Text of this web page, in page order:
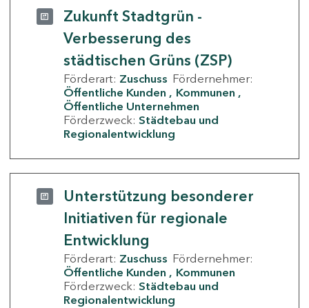
Zukunft Stadtgrün -
Verbesserung des
städtischen Grüns (ZSP)
Förderart: Zuschuss Fördernehmer:
Öffentliche Kunden
Kommunen
Öffentliche Unternehmen
Förderzweck: Städtebau und
Regionalentwicklung
Unterstützung besonderer
Initiativen für regionale
Entwicklung
Förderart: Zuschuss Fördernehmer:
Öffentliche Kunden
Kommunen
Förderzweck: Städtebau und
Regionalentwicklung